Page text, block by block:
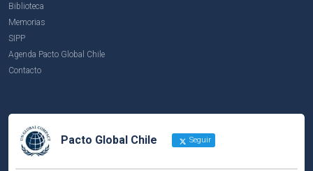
Biblioteca
Memorias
SIPP
Agenda Pacto Global Chile
Contacto
Pacto Global Chile Seguir